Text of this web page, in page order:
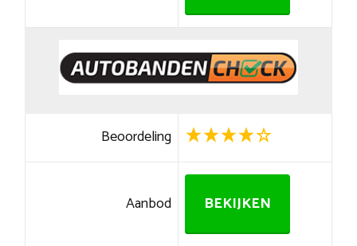
Beoordeling
Aanbod BEKIJKEN